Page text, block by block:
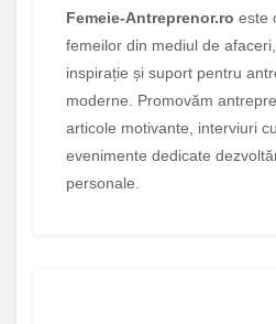
Femeie-Antreprenor.ro este
femeilor din mediul de
inspirație și suport pentru
moderne. Promovăm
articole motivante, interviuri
evenimente dedicate
personale.